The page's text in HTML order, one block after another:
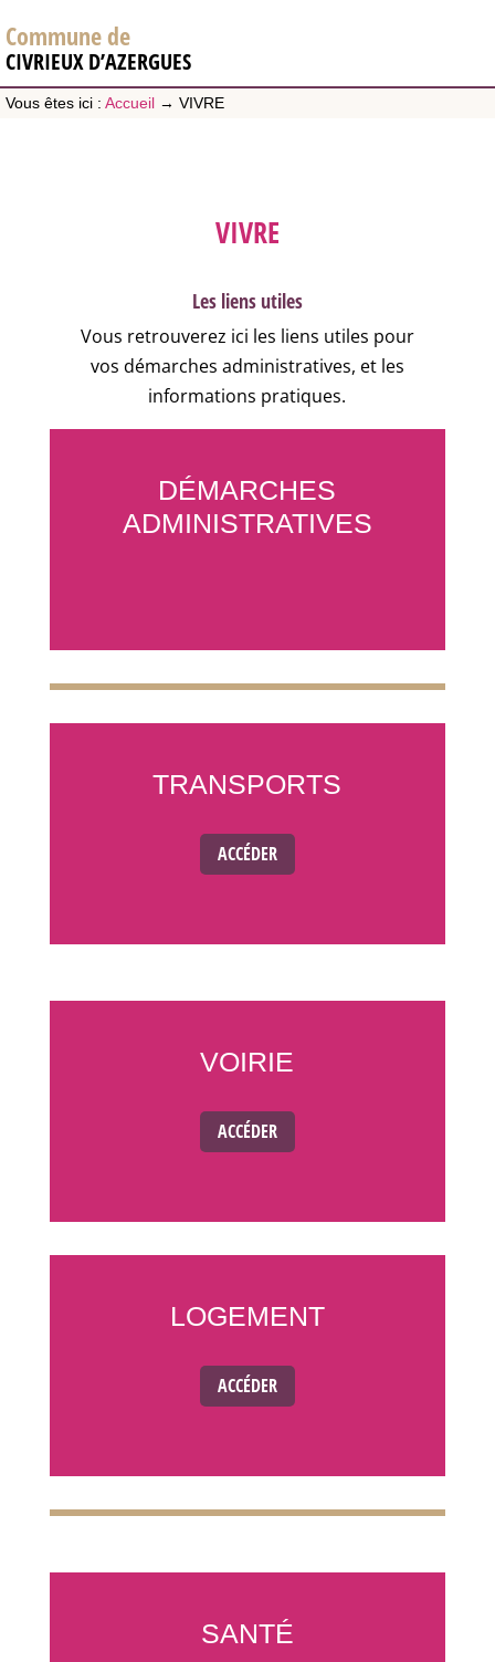
Commune de
CIVRIEUX D’AZERGUES
Vous êtes ici : Accueil → VIVRE
VIVRE
Les liens utiles
Vous retrouverez ici les liens utiles pour
vos démarches administratives, et les
informations pratiques.
DÉMARCHES
ADMINISTRATIVES
TRANSPORTS
ACCÉDER
VOIRIE
ACCÉDER
LOGEMENT
ACCÉDER
SANTÉ